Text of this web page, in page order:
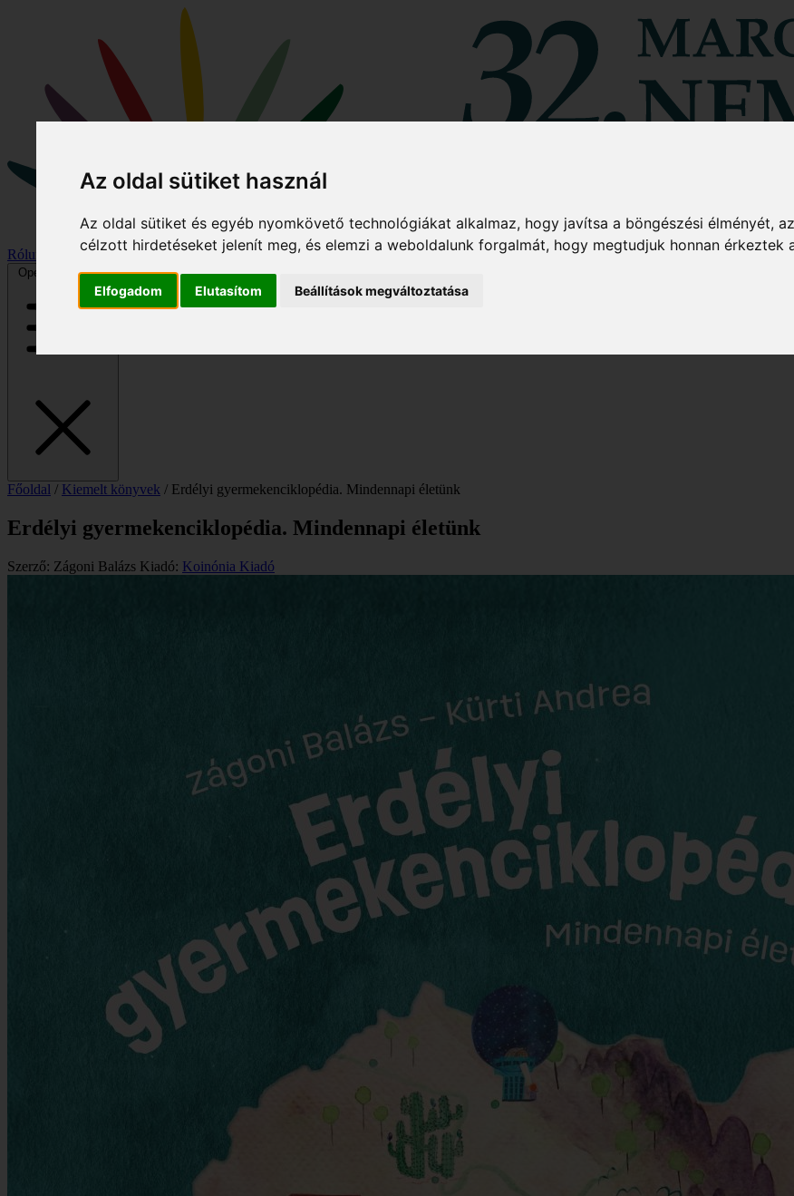
Az oldal sütiket használ
Az oldal sütiket és egyéb nyomkövető technológiákat alkalmaz, hogy javítsa a böngészési élményét,
célzott hirdetéseket jelenít meg, és elemzi a weboldalunk forgalmát, hogy megtudjuk honnan érkeztek
Elfogadom Elutasítom Beállítások megváltoztatása
Rólunk Hírek Program Kiemelt könyvek Galéria Podcast/videó
Open main menu
Főoldal / Kiemelt könyvek / Erdélyi gyermekenciklopédia. Mindennapi életünk
Erdélyi gyermekenciklopédia. Mindennapi életünk
Szerző: Zágoni Balázs Kiadó: Koinónia Kiadó